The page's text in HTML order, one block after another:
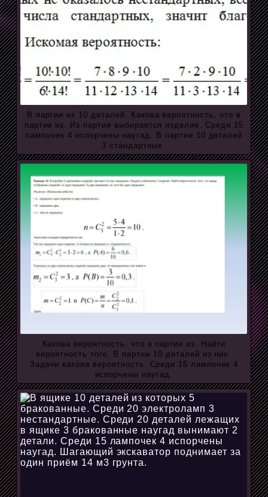
В партии из 10 деталей. Какова вероятность, что в
партии из. Из партии выбирается изделие. Среди 15
лампочек 4 испорчены наугад. В партии 10 деталей
3 стандартных.
Какова вероятность, что в партии из. Найти
вероятность того. В партии 10 деталей из них.
Задачи какова вероятность. Среди 15 лампочек 4
испорчены наугад.